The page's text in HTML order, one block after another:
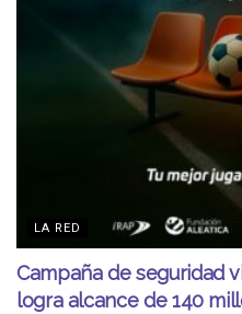
LA RED
Campaña de seguridad
logra alcance de 140